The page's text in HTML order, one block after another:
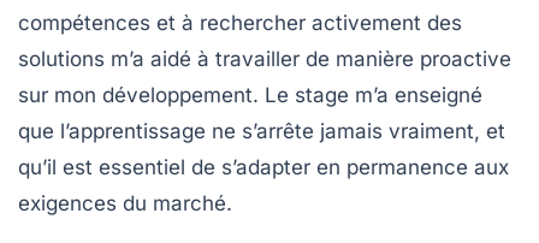
compétences et à rechercher activement des
solutions m’a aidé à travailler de manière proactive
sur mon développement. Le stage m’a enseigné
que l’apprentissage ne s’arrête jamais vraiment, et
qu’il est essentiel de s’adapter en permanence aux
exigences du marché.